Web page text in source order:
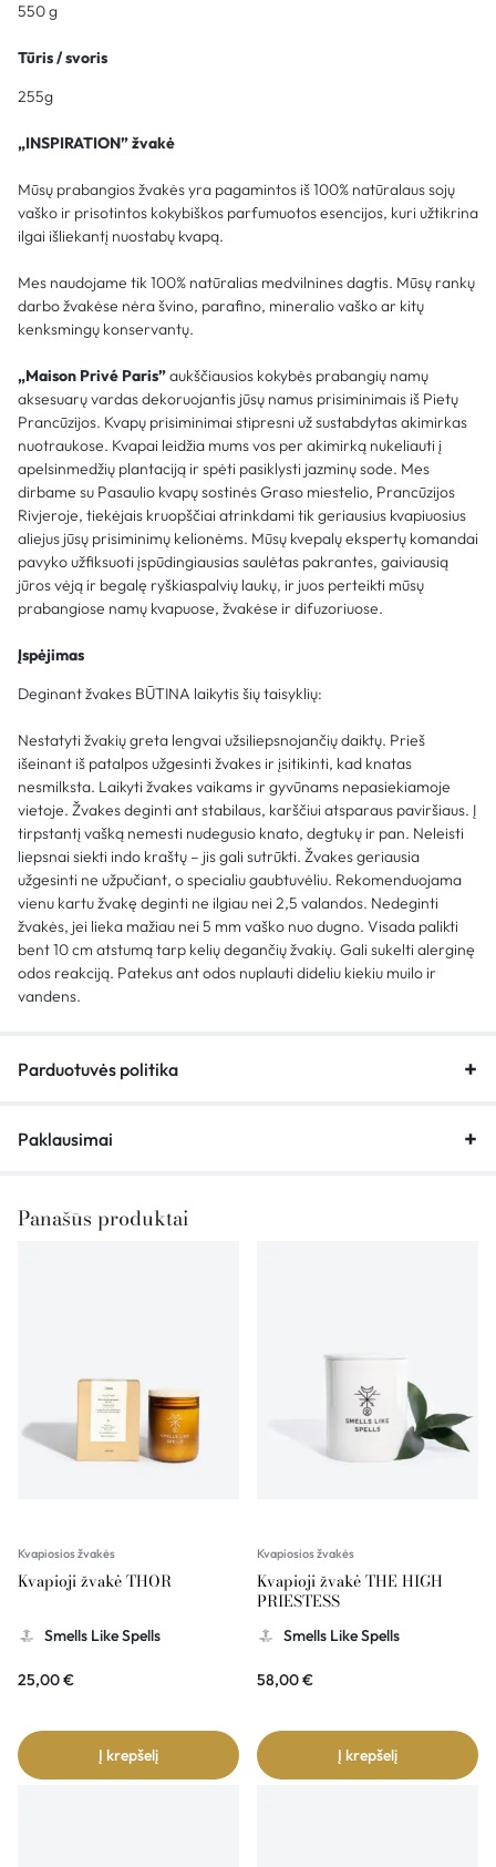
550 g
Tūris / svoris
255g
„INSPIRATION” žvakė
Mūsų prabangios žvakės yra pagamintos iš 100% natūralaus sojų
vaško ir prisotintos kokybiškos parfumuotos esencijos, kuri užtikrina
ilgai išliekantį nuostabų kvapą.
Mes naudojame tik 100% natūralias medvilnines dagtis. Mūsų rankų
darbo žvakėse nėra švino, parafino, mineralio vaško ar kitų
kenksmingų konservantų.
„Maison Privé Paris”aukščiausios kokybės prabangių namų
aksesuarų vardas dekoruojantis jūsų namus prisiminimais iš Pietų
Prancūzijos. Kvapų prisiminimai stipresni už sustabdytas akimirkas
nuotraukose. Kvapai leidžia mums vos per akimirką nukeliauti į
apelsinmedžių plantaciją ir spėti pasiklysti jazminų sode. Mes
dirbame su Pasaulio kvapų sostinės Graso miestelio, Prancūzijos
Rivjeroje, tiekėjais kruopščiai atrinkdami tik geriausius kvapiuosius
aliejus jūsų prisiminimų kelionėms. Mūsų kvepalų ekspertų komandai
pavyko užfiksuoti įspūdingiausias saulėtas pakrantes, gaiviausią
jūros vėją ir begalę ryškiaspalvių laukų, ir juos perteikti mūsų
prabangiose namų kvapuose, žvakėse ir difuzoriuose.
Įspėjimas
Deginant žvakes BŪTINA laikytis šių taisyklių:
Nestatyti žvakių greta lengvai užsiliepsnojančių daiktų. Prieš
išeinant iš patalpos užgesinti žvakes ir įsitikinti, kad knatas
nesmilksta. Laikyti žvakes vaikams ir gyvūnams nepasiekiamoje
vietoje. Žvakes deginti ant stabilaus, karščiui atsparaus paviršiaus. Į
tirpstantį vašką nemesti nudegusio knato, degtukų ir pan. Neleisti
liepsnai siekti indo kraštų – jis gali sutrūkti. Žvakes geriausia
užgesinti ne užpučiant, o specialiu gaubtuvėliu. Rekomenduojama
vienu kartu žvakę deginti ne ilgiau nei 2,5 valandos. Nedeginti
žvakės, jei lieka mažiau nei 5 mm vaško nuo dugno. Visada palikti
bent 10 cm atstumą tarp kelių degančių žvakių. Gali sukelti alerginę
odos reakciją. Patekus ant odos nuplauti dideliu kiekiu muilo ir
vandens.
Parduotuvės politika
Paklausimai
Panašūs produktai
Kvapiosios žvakės
Kvapioji žvakė THOR
Smells Like Spells
25,00€
Į krepšelį
Kvapiosios žvakės
Kvapioji žvakė THE HIGH
PRIESTESS
Smells Like Spells
58,00€
Į krepšelį